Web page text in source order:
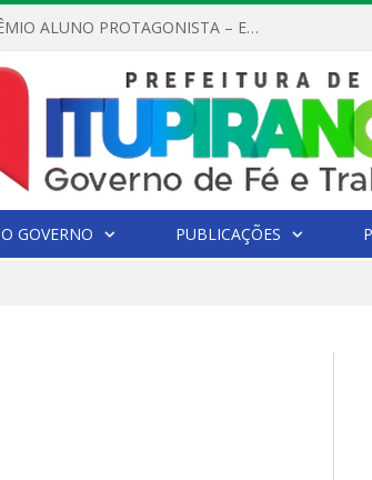
REGULAMENTO OFICIAL DO PRÊMIO ALUNO PROTAGONISTA – EDIÇÃO 2026
O GOVERNO PUBLICAÇÕES